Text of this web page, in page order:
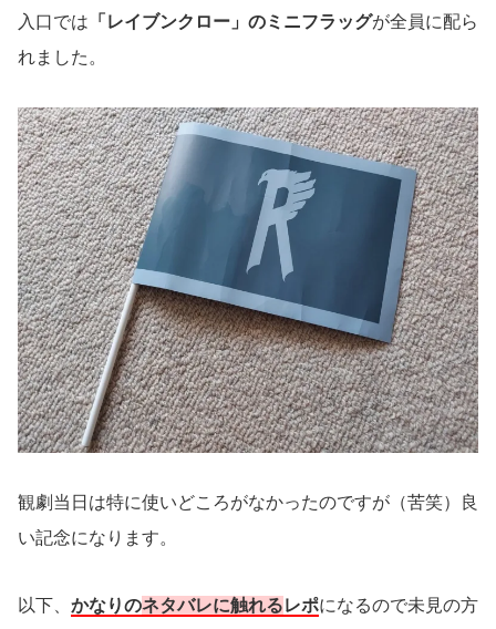
入口では 「レイブンクロー」のミニフラッグが全員に配ら
れました。
観劇当日は特に使いどころがなかったのですが（苦笑）良
い記念になります。
以下、 かなりのネタバレに触れるレポになるので未見の方